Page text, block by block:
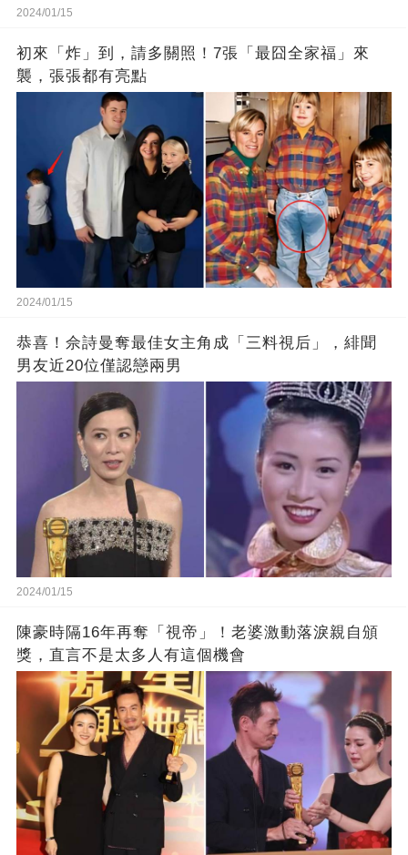
2024/01/15
初來「炸」到，請多關照！7張「最囧全家福」來
襲，張張都有亮點
2024/01/15
恭喜！佘詩曼奪最佳女主角成「三料視后」，緋聞
男友近20位僅認戀兩男
2024/01/15
陳豪時隔16年再奪「視帝」！老婆激動落淚親自頒
獎，直言不是太多人有這個機會